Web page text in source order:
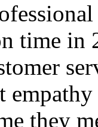
time in
they